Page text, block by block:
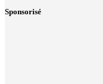
Sponsorisé